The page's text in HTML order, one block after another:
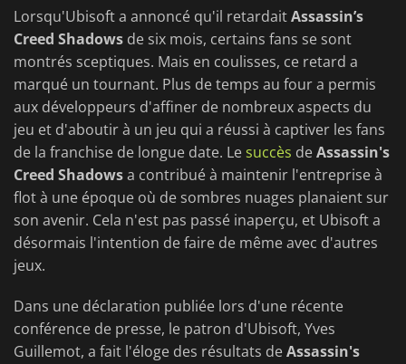
Lorsqu'Ubisoft a annoncé qu'il retardaitAssassin’s
Creed Shadows de six mois, certains fans se sont
montrés sceptiques. Mais en coulisses, ce retard a
marqué un tournant. Plus de temps au four a permis
aux développeurs d'affiner de nombreux aspects du
jeu et d'aboutir à un jeu qui a réussi à captiver les fans
de la franchise de longue date. Lesuccès deAssassin's
Creed Shadowsa contribué à maintenir l'entreprise à
flot à une époque où de sombres nuages planaient sur
son avenir. Cela n'est pas passé inaperçu, et Ubisoft a
désormais l'intention de faire de même avec d'autres
jeux.
Dans une déclaration publiée lors d'une récente
conférence de presse, le patron d'Ubisoft, Yves
Guillemot, a fait l'éloge des résultats deAssassin's